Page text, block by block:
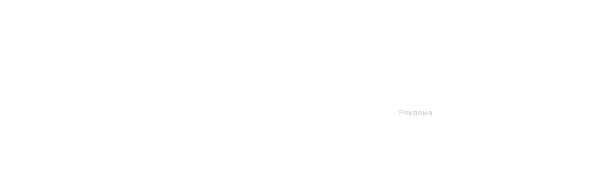
Реклама